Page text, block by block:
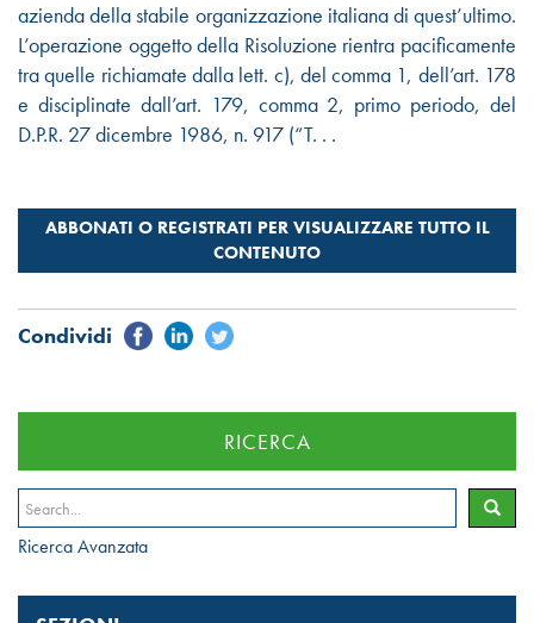
azienda della stabile organizzazione italiana di quest’ultimo.
L’operazione oggetto della Risoluzione rientra pacificamente
tra quelle richiamate dalla lett. c), del comma 1, dell’art. 178
e disciplinate dall’art. 179, comma 2, primo periodo, del
D.P.R. 27 dicembre 1986, n. 917 (“T. . .
RICERCA
Ricerca Avanzata